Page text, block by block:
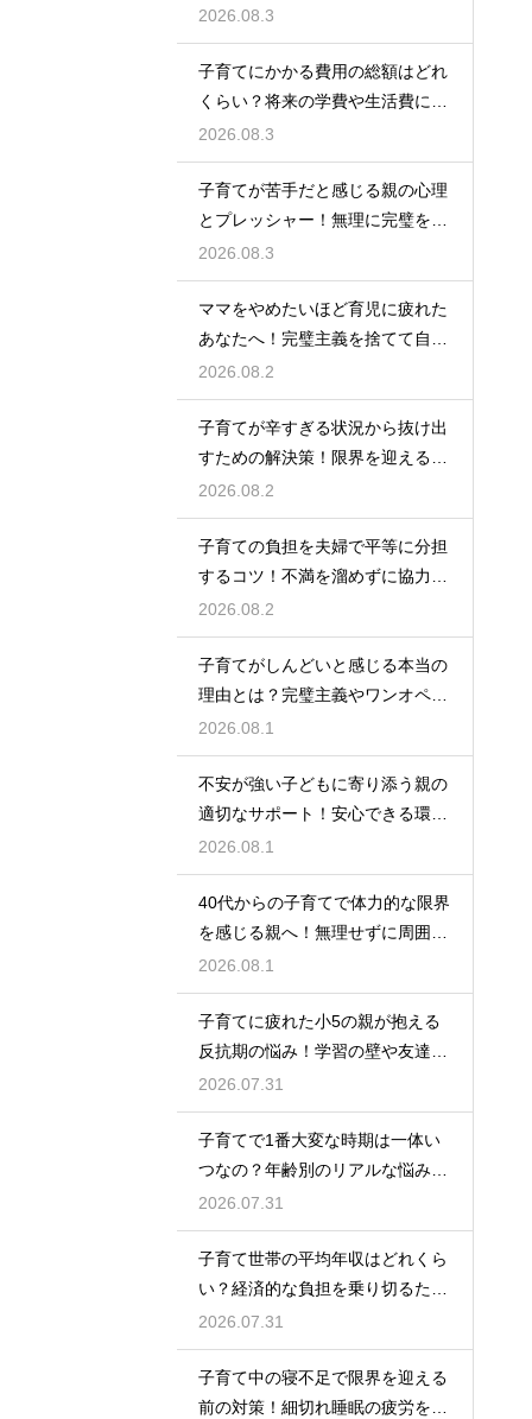
出費を抑えながら無理なく育児を
するための計画術
2026.08.3
子育てにかかる費用の総額はどれ
くらい？将来の学費や生活費に備
えて今から計画的に貯金をして教
育資金を準備する術
2026.08.3
子育てが苦手だと感じる親の心理
とプレッシャー！無理に完璧を目
指さずに自分らしいペースで育児
をするためのヒント
2026.08.3
ママをやめたいほど育児に疲れた
あなたへ！完璧主義を捨てて自分
自身を大切にしながら心に余裕を
取り戻すための方法
2026.08.2
子育てが辛すぎる状況から抜け出
すための解決策！限界を迎える前
に試してほしいストレス解消法と
頼れるサポート
2026.08.2
子育ての負担を夫婦で平等に分担
するコツ！不満を溜めずに協力し
て育児を乗り切るための上手なコ
ミュニケーション
2026.08.2
子育てがしんどいと感じる本当の
理由とは？完璧主義やワンオペの
負担を手放して自分らしく育児を
楽しむためのヒント
2026.08.1
不安が強い子どもに寄り添う親の
適切なサポート！安心できる環境
を作って自己肯定感を高め自立心
を育むための接し方
2026.08.1
40代からの子育てで体力的な限界
を感じる親へ！無理せずに周囲の
サポートを活用して心に余裕を持
って育児をするコツ
2026.08.1
子育てに疲れた小5の親が抱える
反抗期の悩み！学習の壁や友達関
係のトラブルに適切に向き合って
サポートする術
2026.07.31
子育てで1番大変な時期は一体い
つなの？年齢別のリアルな悩みと
それを乗り越えるための親として
の心構えや工夫
2026.07.31
子育て世帯の平均年収はどれくら
い？経済的な負担を乗り切るため
の家計管理と将来に向けた計画的
な貯金のアドバイス
2026.07.31
子育て中の寝不足で限界を迎える
前の対策！細切れ睡眠の疲労を効